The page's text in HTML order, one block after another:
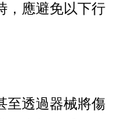
，應避免以下行
至透過器械將傷